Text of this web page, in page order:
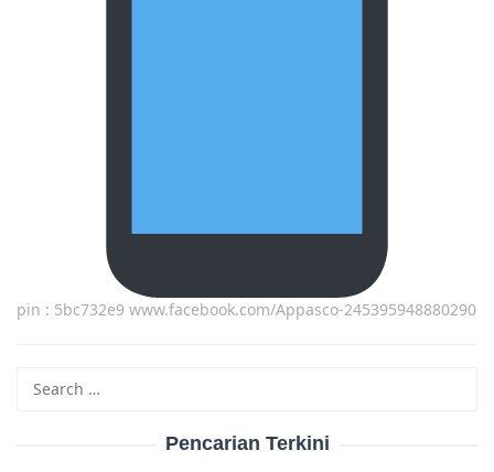
pin : 5bc732e9 www.facebook.com/Appasco-245395948880290
Pencarian Terkini